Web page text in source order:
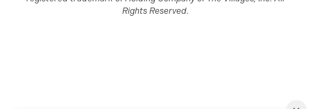
Rights Reserved.